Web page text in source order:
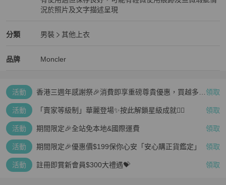
尺寸：S 肩寬：45.5公分（17.9吋） 裙長：64公分（25.2吋） 衣
配件：無
況於照片及文字描述呈現
分類
Moncler 男裝分類資訊
男裝
其他上衣
品牌
Moncler 精品男裝品牌介紹
Moncler
Moncler 推薦清單
活動
香港三週年感謝祭🎉消費即享重磅尊貴優惠，買越多、 領取
活動 「賣家等級制」華麗登場✨按此解鎖星級成就👆🏻 領取
活動 期間限定🎉全站免本地&國際運費 領取
活動 期間限定🎉優惠價$199保你心安「安心購正貨鑑定」 領取
活動 註冊即賞新會員$300大禮遇💝 領取